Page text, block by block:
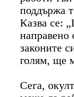
поддържа
Казва се:
направено
законите
голям, ще
Сега,